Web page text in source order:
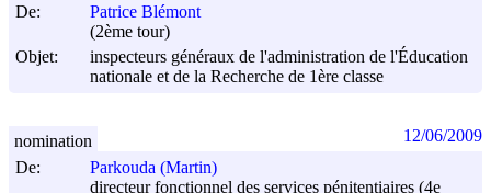
De:
Patrice Blémont
(2ème tour)
Objet:
inspecteurs généraux de l'administration de l'Éducation
nationale et de la Recherche de 1ère classe
De:
Parkouda (Martin)
directeur fonctionnel des services pénitentiaires (4e
nomination 12/06/2009